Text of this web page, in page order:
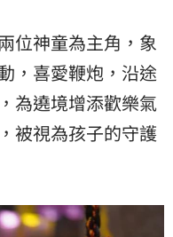
位神童為主角，象
，喜愛鞭炮，沿途
為遶境增添歡樂氣
被視為孩子的守護